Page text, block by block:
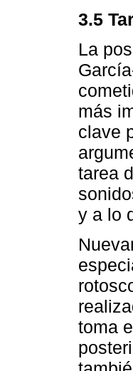
3.5
La
más
clave
tarea
y a lo
toma